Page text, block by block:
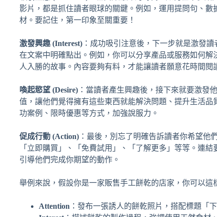
影片，都是抓住讀者眼球的關鍵。例如，運用提問句、
材。要記住，第一印象至關重要！
激發興趣 (Interest) ：成功吸引注意後，下一步就是激發
在文案中明確點出。例如，你可以分享產品或服務如何
人入勝的故事。內容要夠有料，才能讓讀者願意花時間閱
喚起慾望 (Desire) ：當讀者產生興趣後，接下來就要激發
值，讓他們覺得擁有這些東西就能解決問題、提升生活
功案例、限時優惠等方式，加強說服力。
促成行動 (Action) ：最後，別忘了明確告訴讀者你希望他
「立即購買」、「免費試用」、「了解更多」等等。連
引導他們完成你期望的動作。
舉例來說，假設你是一家販售手工餅乾的店家，你可以這
Attention ：發布一張誘人的餅乾照片，搭配標題「